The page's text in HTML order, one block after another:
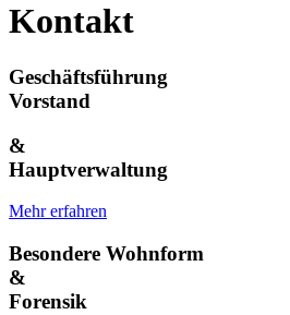
Kontakt
Geschäftsführung
Vorstand
&
Hauptverwaltung
Mehr erfahren
Besondere Wohnform
&
Forensik